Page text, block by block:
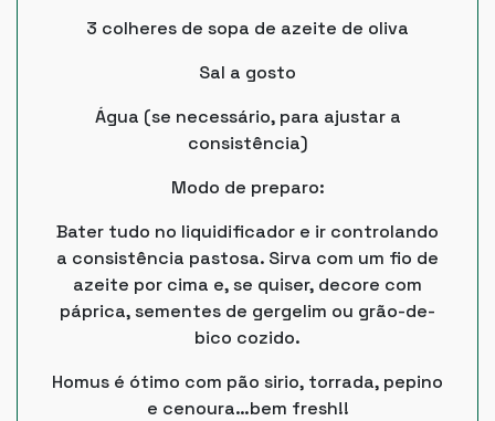
3 colheres de sopa de azeite de oliva
Sal a gosto
Água (se necessário, para ajustar a
consistência)
Modo de preparo:
Bater tudo no liquidificador e ir controlando
a consistência pastosa. Sirva com um fio de
azeite por cima e, se quiser, decore com
páprica, sementes de gergelim ou grão-de-
bico cozido.
Homus é ótimo com pão sirio, torrada, pepino
e cenoura…bem fresh!!